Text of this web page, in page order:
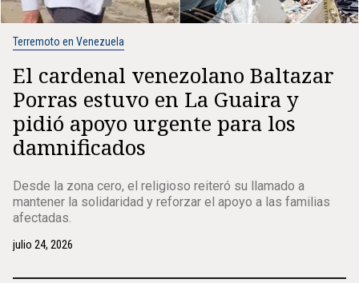
Terremoto en Venezuela
El cardenal venezolano Baltazar
Porras estuvo en La Guaira y
pidió apoyo urgente para los
damnificados
Desde la zona cero, el religioso reiteró su llamado a
mantener la solidaridad y reforzar el apoyo a las familias
afectadas.
julio 24, 2026